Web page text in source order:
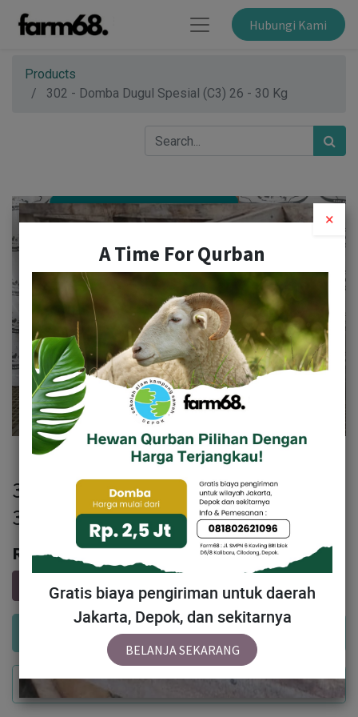
Hubungi Kami
Products
302 - Domba Dugul Spesial (C3) 26 - 30 Kg
302 - Domba Dugul Spesial (C3) 26 -
30 Kg
Rp3,075,000
Add to Cart
Buy Now
×
A Time For Qurban
Gratis biaya pengiriman untuk daerah
Jakarta, Depok, dan sekitarnya
BELANJA SEKARANG